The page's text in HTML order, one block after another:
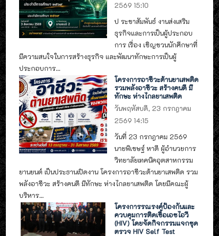
2569 15:10
ป ระชาสัมพันธ์ งานส่งเสริม
ธุรกิจและการเป็นผู้ประกอบ
การ เรื่อง เชิญชวนนักศึกษาที่
มีความสนใจในการสร้างธุรกิจ และพัฒนาทักษะการเป็นผู้
ประกอบการ...
โครงการอาชีวะต้านยาเสพติด
รวมพลังอาชีวะ สร้างคนดี มี
ทักษะ ห่างไกลยาเสพติด
วันพฤหัสบดี, 23 กรกฎาคม
2569 14:15
วันที่ 23 กรกฎาคม 2569
นายพิเชษฐ์ หาดี ผู้อำนวยการ
วิทยาลัยเทคนิคอุตสาหกรรม
ยานยนต์ เป็นประธานเปิดงาน โครงการอาชีวะต้านยาเสพติด รวม
พลังอาชีวะ สร้างคนดี มีทักษะ ห่างไกลยาเสพติด โดยมีคณะผู้
บริหาร...
โครงการรณรงค์ป้องกันและ
ควบคุมการติดเชื้อเอชไอวี
(HIV) โดยจัดกิจกรรมแจกชุด
ตรวจ HIV Self Test